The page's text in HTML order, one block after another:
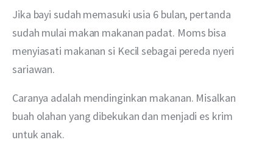
Jika bayi sudah memasuki usia 6 bulan, pertanda
sudah mulai makan makanan padat. Moms bisa
menyiasati makanan si Kecil sebagai pereda nyeri
sariawan.
Caranya adalah mendinginkan makanan. Misalkan
buah olahan yang dibekukan dan menjadi es krim
untuk anak.